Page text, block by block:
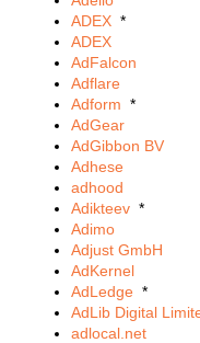
ADEX *
ADEX
AdFalcon
Adflare
Adform *
AdGear
AdGibbon BV
Adhese
adhood
Adikteev *
Adimo
Adjust GmbH
AdKernel
AdLedge *
AdLib Digital
adlocal.net